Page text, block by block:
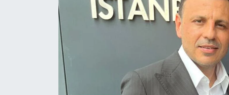
İLÇELER
OTOPARK
TEKNOLOJİ